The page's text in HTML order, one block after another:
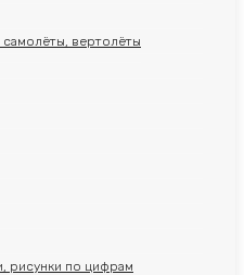
вертолёты
рисунки по цифрам